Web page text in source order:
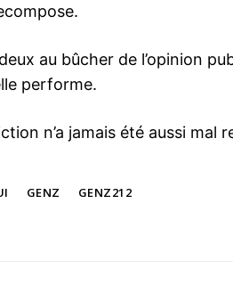
l’hôpital Hassan II et
immédiates
au bûcher de l’opinion
performe.
n’a jamais été aussi mal
GENZ GENZ212